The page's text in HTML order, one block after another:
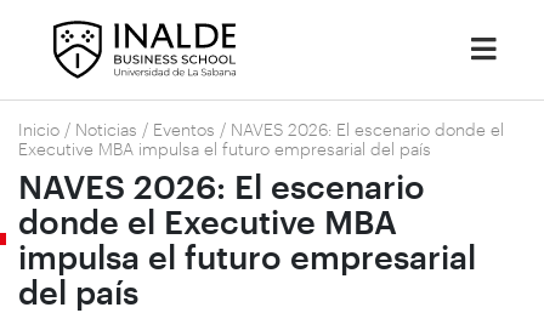
Inicio / Noticias / Eventos / NAVES 2026: El escenario donde el
Executive MBA impulsa el futuro empresarial del país
NAVES 2026: El escenario
donde el Executive MBA
impulsa el futuro empresarial
del país